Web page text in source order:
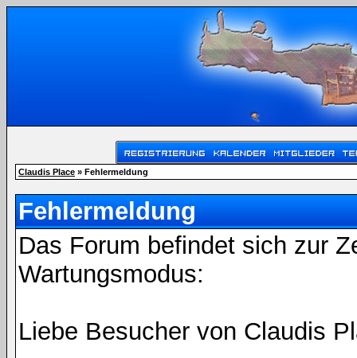
Claudis Place » Fehlermeldung
Fehlermeldung
Das Forum befindet sich zur
Wartungsmodus:
Liebe Besucher von Claudis